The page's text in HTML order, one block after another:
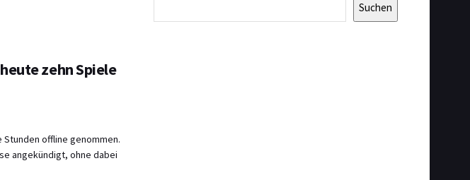
zehn Spiele
offline genommen.
angekündigt, ohne dabei
Suchen